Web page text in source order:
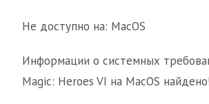
Не доступно на: MacOS
Информации о системных
Magic: Heroes VI на MacOS найдено!